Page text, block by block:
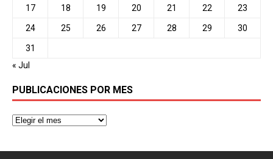
17 18 19 20 21 22 23
24 25 26 27 28 29 30
31
« Jul
PUBLICACIONES POR MES